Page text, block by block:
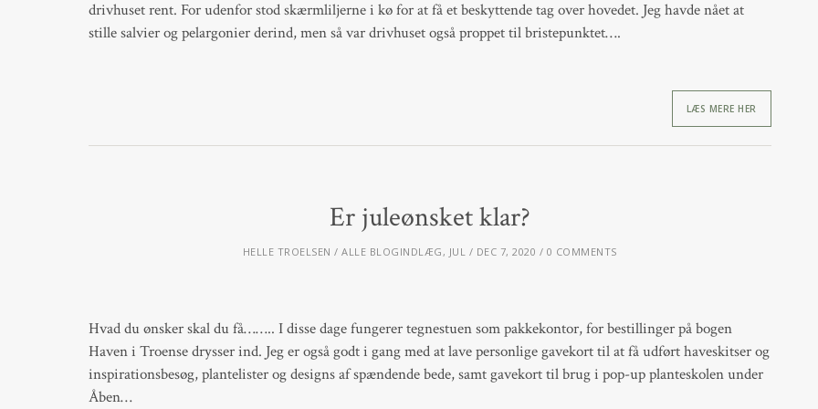
drivhuset rent. For udenfor stod skærmliljerne i kø for at få et beskyttende tag over hovedet. Jeg havde nået at
stille salvier og pelargonier derind, men så var drivhuset også proppet til bristepunktet….
LÆS MERE HER
Er juleønsket klar?
HELLE TROELSEN ALLE BLOGINDLÆG, JUL DEC 7, 2020 0 COMMENTS
Hvad du ønsker skal du få…….. I disse dage fungerer tegnestuen som pakkekontor, for bestillinger på bogen
Haven i Troense drysser ind. Jeg er også godt i gang med at lave personlige gavekort til at få udført haveskitser og
inspirationsbesøg, plantelister og designs af spændende bede, samt gavekort til brug i pop-up planteskolen under
Åben…